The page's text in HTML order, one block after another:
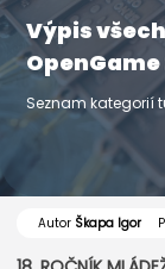
Výpis
OpenGame
Seznam kategorií
Autor Škapa Igor